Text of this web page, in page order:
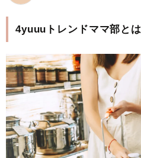
4yuuuトレンドママ部とは